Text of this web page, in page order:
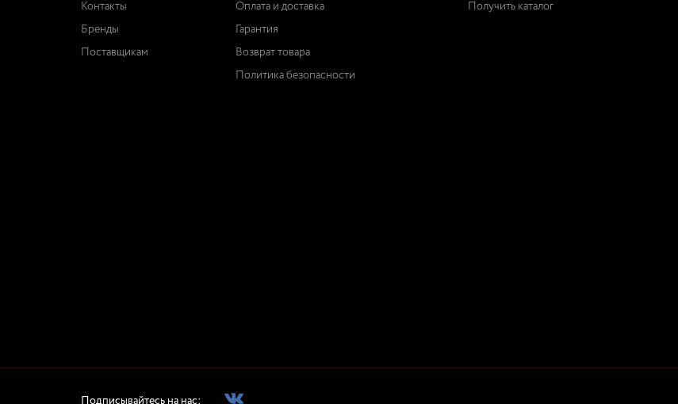
Контакты
Бренды
Поставщикам
Оплата и доставка
Гарантия
Возврат товара
Политика безопасности
Получить каталог
Подписывайтесь на нас: